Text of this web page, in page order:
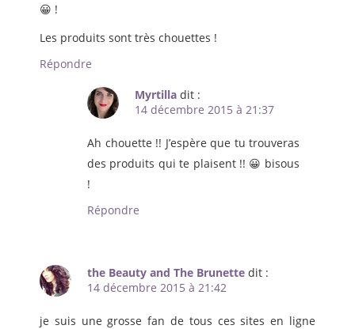
😀 !
Les produits sont très chouettes !
Répondre
Myrtilla dit :
14 décembre 2015 à 21:37
Ah chouette !! J’espère que tu trouveras
des produits qui te plaisent !! 😀 bisous
!
Répondre
the Beauty and The Brunette dit :
14 décembre 2015 à 21:42
je suis une grosse fan de tous ces sites en ligne